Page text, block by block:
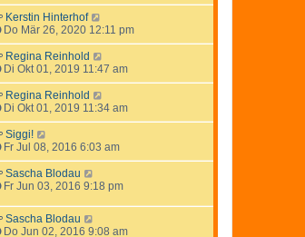
Kerstin Hinterhof
Do Mär 26, 2020 12:11 pm
Regina Reinhold
Di Okt 01, 2019 11:47 am
Regina Reinhold
Di Okt 01, 2019 11:34 am
Siggi!
Fr Jul 08, 2016 6:03 am
Sascha Blodau
Fr Jun 03, 2016 9:18 pm
Sascha Blodau
Do Jun 02, 2016 9:08 am